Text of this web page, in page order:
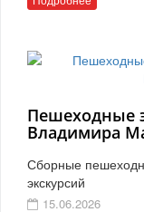
Пешеходные
Владимира
Сборные
экскурсий
15.06.2026